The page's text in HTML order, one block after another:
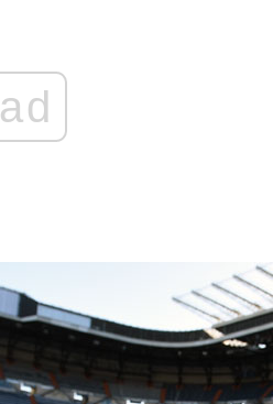
ad